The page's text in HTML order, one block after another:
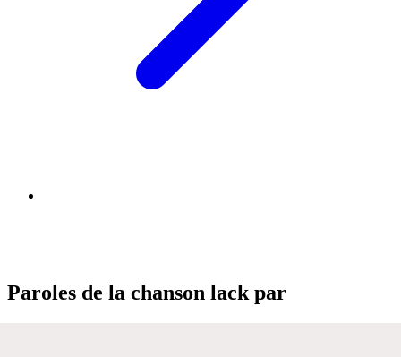
Paroles de la chanson lack par